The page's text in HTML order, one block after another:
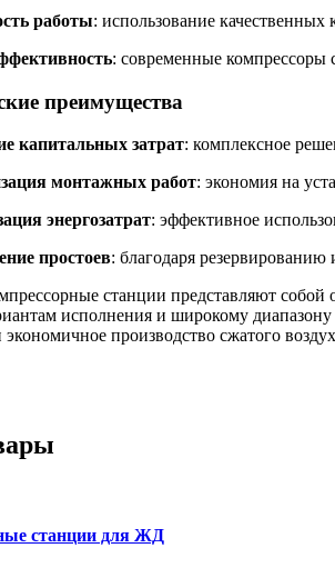
работы: использование
: современные компрессоры
преимущества
капитальных затрат: комплексное
монтажных работ: экономия на
энергозатрат: эффективное
простоев: благодаря
станции представляют собой
исполнения и широкому диапазону
производство сжатого
станции для ЖД